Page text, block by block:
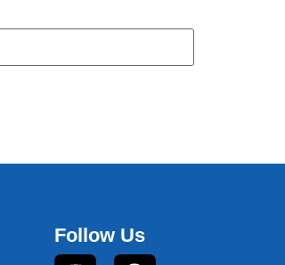
Follow Us